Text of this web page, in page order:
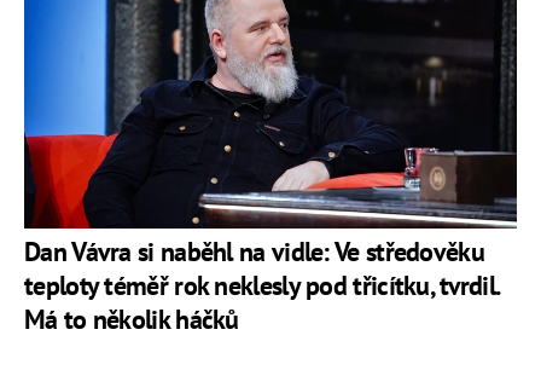
Dan Vávra si naběhl na vidle: Ve středověku
teploty téměř rok neklesly pod třicítku, tvrdil.
Má to několik háčků